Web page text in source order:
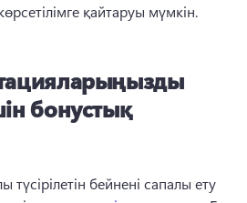
қайтаруы мүмкін.
бонустық
бейнені сапалы ету